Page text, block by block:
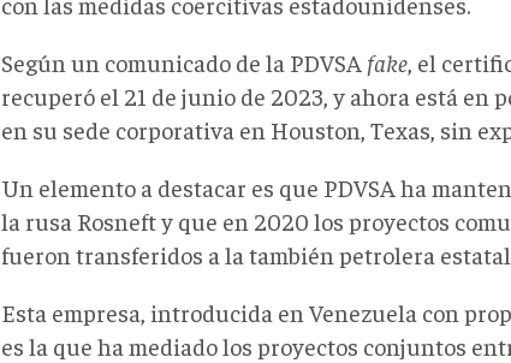
Según un comunicado de la PDVSA fake, el
recuperó el 21 de junio de 2023, y ahora está en
en su sede corporativa en Houston, Texas, sin
Un elemento a destacar es que PDVSA ha
la rusa Rosneft y que en 2020 los proyectos
fueron transferidos a la también petrolera
Esta empresa, introducida en Venezuela con
es la que ha mediado los proyectos conjuntos